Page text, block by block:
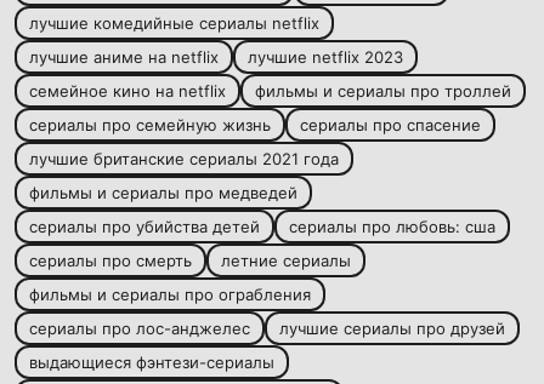
лучшие комедийные сериалы netflix
лучшие аниме на netflix
лучшие netflix 2023
семейное кино на netflix
фильмы и сериалы про троллей
сериалы про семейную жизнь
сериалы про спасение
лучшие британские сериалы 2021 года
фильмы и сериалы про медведей
сериалы про убийства детей
сериалы про любовь: сша
сериалы про смерть
летние сериалы
фильмы и сериалы про ограбления
сериалы про лос-анджелес
лучшие сериалы про друзей
выдающиеся фэнтези-сериалы